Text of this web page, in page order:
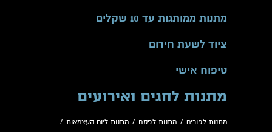
מתנות ממותגות עד 10 שקלים
ציוד לשעת חירום
טיפוח אישי
מתנות לחגים ואירועים
מתנות לפורים / מתנות לפסח / מתנות ליום העצמאות /